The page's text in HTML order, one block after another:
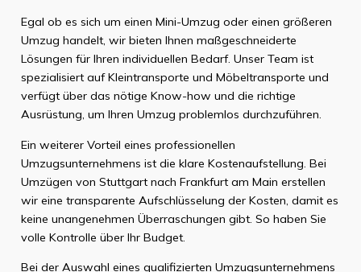
Egal ob es sich um einen Mini-Umzug oder einen größeren
Umzug handelt, wir bieten Ihnen maßgeschneiderte
Lösungen für Ihren individuellen Bedarf. Unser Team ist
spezialisiert auf Kleintransporte und Möbeltransporte und
verfügt über das nötige Know-how und die richtige
Ausrüstung, um Ihren Umzug problemlos durchzuführen.
Ein weiterer Vorteil eines professionellen
Umzugsunternehmens ist die klare Kostenaufstellung. Bei
Umzügen von Stuttgart nach Frankfurt am Main erstellen
wir eine transparente Aufschlüsselung der Kosten, damit es
keine unangenehmen Überraschungen gibt. So haben Sie
volle Kontrolle über Ihr Budget.
Bei der Auswahl eines qualifizierten Umzugsunternehmens